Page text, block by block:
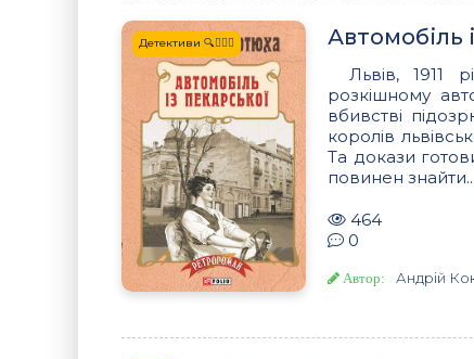
Детективи 🔍🕵️‍♂️🔪 Автомобіль
Львів, 1911
розкішному
вбивстві
королів
Та докази
повинен знайти...
464
0
Автор: Андрій